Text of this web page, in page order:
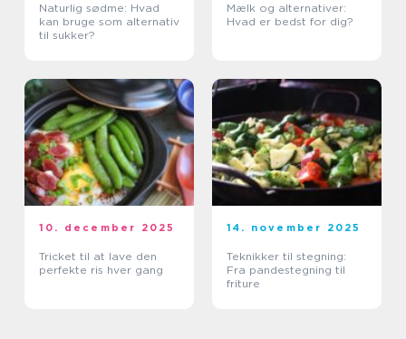
Naturlig sødme: Hvad
kan bruge som alternativ
til sukker?
Mælk og alternativer:
Hvad er bedst for dig?
10. december 2025
Tricket til at lave den
perfekte ris hver gang
14. november 2025
Teknikker til stegning:
Fra pandestegning til
friture